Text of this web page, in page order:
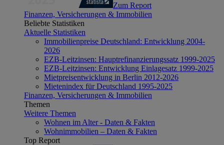
Zum Report
Finanzen, Versicherungen & Immobilien
Beliebte Statistiken
Aktuelle Statistiken
Immobilienpreise Deutschland: Entwicklung 2004-
2026
EZB-Leitzinsen: Hauptrefinanzierungssatz 1999-2025
EZB-Leitzinsen: Entwicklung Einlagesatz 1999-2025
Mietpreisentwicklung in Berlin 2012-2026
Mietenindex für Deutschland 1995-2025
Finanzen, Versicherungen & Immobilien
Themen
Weitere Themen
Wohnen im Alter - Daten & Fakten
Wohnimmobilien – Daten & Fakten
Top Report